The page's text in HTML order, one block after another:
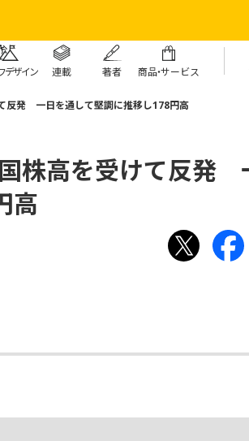
デザイン 連載 著者 商品・サービス
反発 一日を通して堅調に推移し178円高
国株高を受けて反発
高